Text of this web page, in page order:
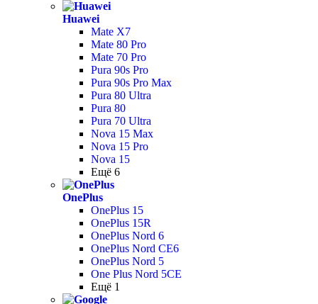
Huawei
Mate X7
Mate 80 Pro
Mate 70 Pro
Pura 90s Pro
Pura 90s Pro Max
Pura 80 Ultra
Pura 80
Pura 70 Ultra
Nova 15 Max
Nova 15 Pro
Nova 15
Ещё 6
OnePlus
OnePlus 15
OnePlus 15R
OnePlus Nord 6
OnePlus Nord CE6
OnePlus Nord 5
One Plus Nord 5CE
Ещё 1